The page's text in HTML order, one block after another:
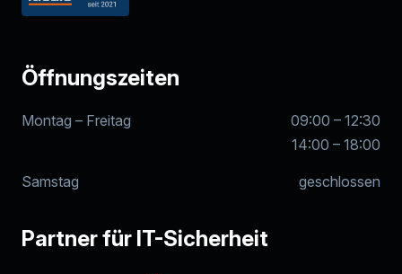
Öffnungszeiten
Montag – Freitag
09:00 – 12:30
14:00 – 18:00
Samstag geschlossen
Partner für IT-Sicherheit